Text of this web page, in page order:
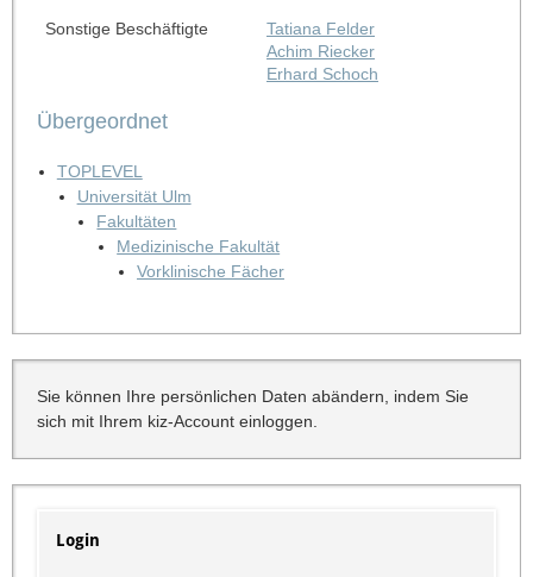
Sonstige Beschäftigte
Tatiana Felder
Achim Riecker
Erhard Schoch
Übergeordnet
TOPLEVEL
Universität Ulm
Fakultäten
Medizinische Fakultät
Vorklinische Fächer
Sie können Ihre persönlichen Daten abändern, indem Sie
sich mit Ihrem kiz-Account einloggen.
Login